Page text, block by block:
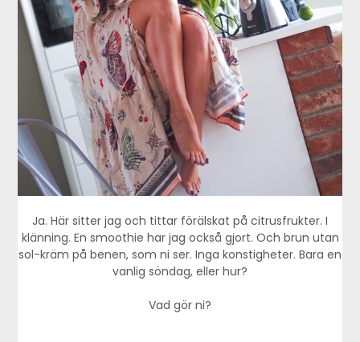
Ja. Här sitter jag och tittar förälskat på citrusfrukter. I
klänning. En smoothie har jag också gjort. Och brun utan
sol-kräm på benen, som ni ser. Inga konstigheter. Bara en
vanlig söndag, eller hur?
Vad gör ni?